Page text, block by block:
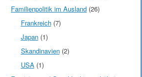
Familienpolitik im Ausland (26)
Frankreich(7)
Japan(1)
Skandinavien(2)
USA(1)